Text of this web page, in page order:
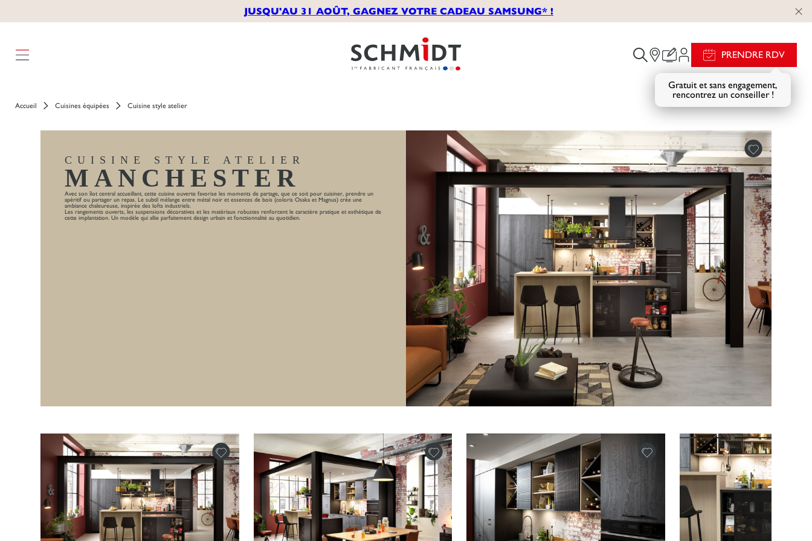
JUSQU'AU 31 AOÛT, GAGNEZ VOTRE CADEAU SAMSUNG* !
PRENDRE RDV
Gratuit et sans engagement,
rencontrez un conseiller !
Accueil Cuisines équipées Cuisine style atelier
CUISINE STYLE ATELIER
MANCHESTER
Avec son îlot central accueillant, cette cuisine ouverte favorise les moments de partage, que ce soit pour cuisiner, prendre un
apéritif ou partager un repas. Le subtil mélange entre métal noir et essences de bois (coloris Osaka et Magnus) crée une
ambiance chaleureuse, inspirée des lofts industriels.
Les rangements ouverts, les suspensions décoratives et les matériaux robustes renforcent le caractère pratique et esthétique de
cette implantation. Un modèle qui allie parfaitement design urbain et fonctionnalité au quotidien.